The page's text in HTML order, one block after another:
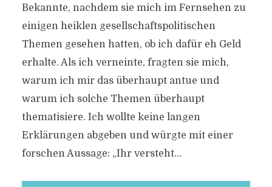
Bekannte, nachdem sie mich im Fernsehen zu
einigen heiklen gesellschaftspolitischen
Themen gesehen hatten, ob ich dafür eh Geld
erhalte. Als ich verneinte, fragten sie mich,
warum ich mir das überhaupt antue und
warum ich solche Themen überhaupt
thematisiere. Ich wollte keine langen
Erklärungen abgeben und würgte mit einer
forschen Aussage: „Ihr versteht...